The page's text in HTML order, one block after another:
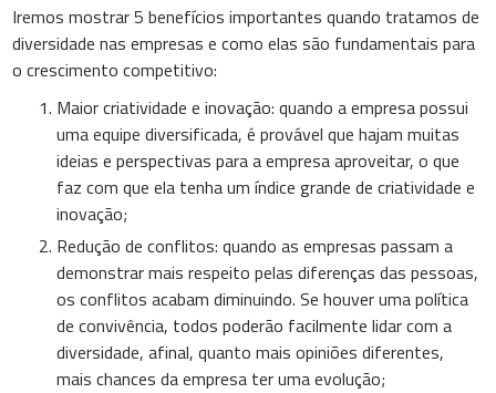
Iremos mostrar 5 benefícios importantes quando tratamos de
diversidade nas empresas e como elas são fundamentais para
o crescimento competitivo:
Maior criatividade e inovação: quando a empresa possui
uma equipe diversificada, é provável que hajam muitas
ideias e perspectivas para a empresa aproveitar, o que
faz com que ela tenha um índice grande de criatividade e
inovação;
Redução de conflitos: quando as empresas passam a
demonstrar mais respeito pelas diferenças das pessoas,
os conflitos acabam diminuindo. Se houver uma política
de convivência, todos poderão facilmente lidar com a
diversidade, afinal, quanto mais opiniões diferentes,
mais chances da empresa ter uma evolução;